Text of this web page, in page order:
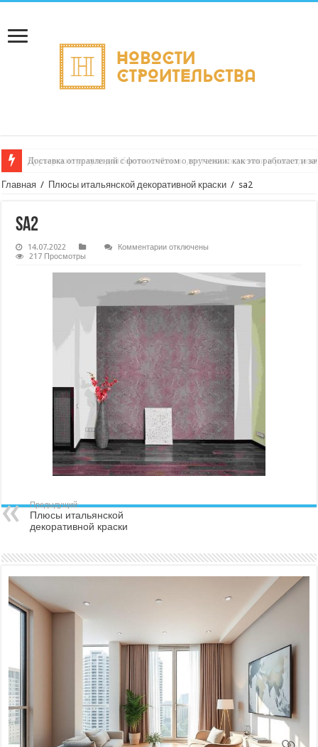
Доставка отправлений с фотоотчётом о вручении: как это работает и
Курьерские услуги для бьюти‑салонов: доставка косметики и
Главная / Плюсы итальянской декоративной краски / sa2
sa2
14.07.2022 Комментариикотключены
217 Просмотры
Предыдущий
Плюсы итальянской
декоративной краски